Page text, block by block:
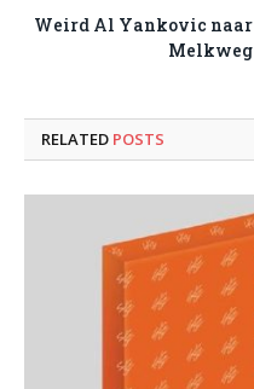
Weird Al Yankovic naar
Melkweg
RELATED POSTS